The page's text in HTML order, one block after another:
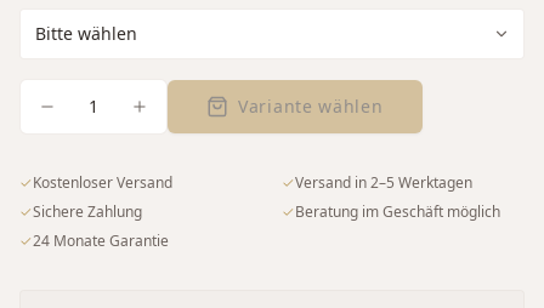
1 Variante wählen
✓Kostenloser Versand ✓Versand in 2–5 Werktagen
✓Sichere Zahlung ✓Beratung im Geschäft möglich
✓24 Monate Garantie